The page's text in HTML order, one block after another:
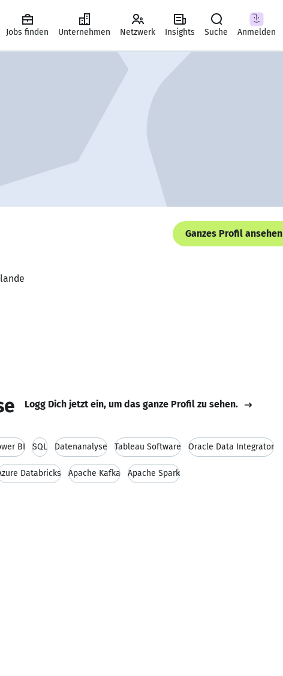
Jobs finden Unternehmen Netzwerk Insights Suche Anmelden
Ganzes Profil ansehen
Logg Dich jetzt ein, um das ganze Profil zu sehen.
BI SQL Datenanalyse Tableau Software Oracle Data Integrator
Databricks Apache Kafka Apache Spark